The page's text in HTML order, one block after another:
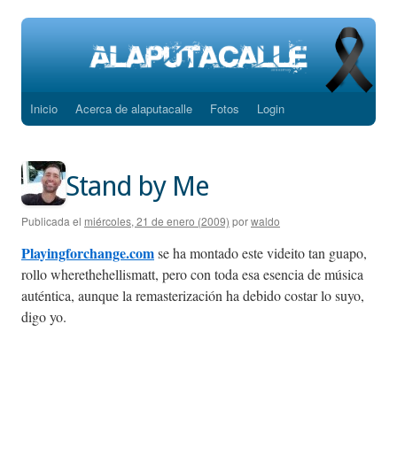
Saltar
contenido
Inicio Acerca de alaputacalle Fotos Login
Stand by Me
Publicada el miércoles, 21 de enero (2009) porwaldo
Playingforchange.comse ha montado este videito tan guapo,
rollo wherethehellismatt, pero con toda esa esencia de música
auténtica, aunque la remasterización ha debido costar lo suyo,
digo yo.